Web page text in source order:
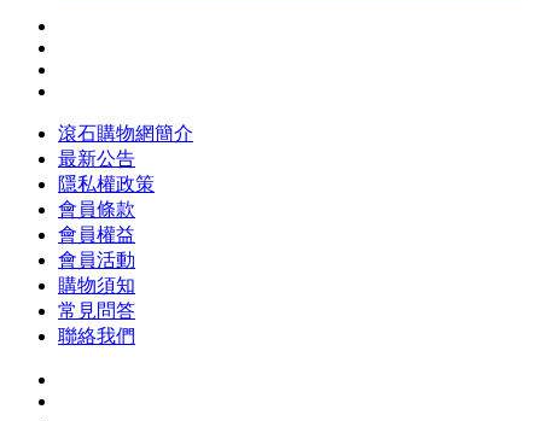
滾石購物網簡介
最新公告
隱私權政策
會員條款
會員權益
會員活動
購物須知
常見問答
聯絡我們